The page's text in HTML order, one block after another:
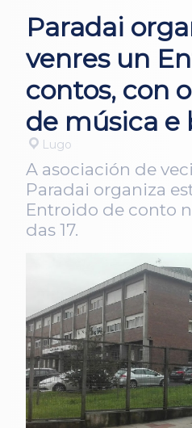
Paradai
venres un
contos, con
de música e
Lugo
A asociación de
Paradai organiza
Entroido de conto
das 17.